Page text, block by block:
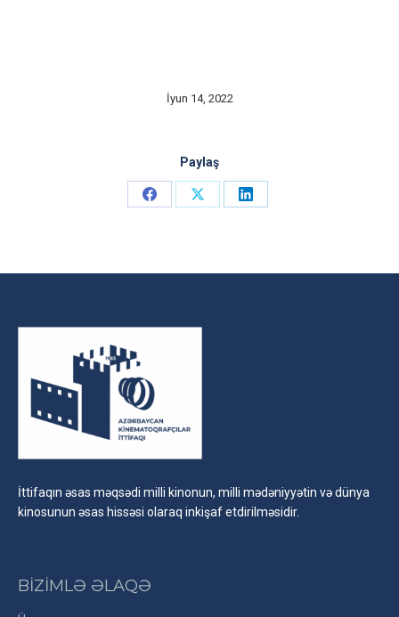
İyun 14, 2022
Paylaş
Share
Share
Share
İttifaqın əsas məqsədi milli kinonun, milli mədəniyyətin və dünya
kinosunun əsas hissəsi olaraq inkişaf etdirilməsidir.
BİZİMLƏ ƏLAQƏ